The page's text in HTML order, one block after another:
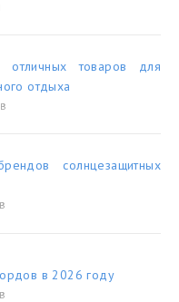
товаров для
отдыха
солнцезащитных
в 2026 году